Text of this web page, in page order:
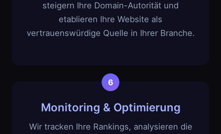
steigern Ihre Domain-Autorität und
etablieren Ihre Website als
vertrauenswürdige Quelle in Ihrer Branche.
Monitoring & Optimierung
Wir tracken Ihre Rankings, analysieren die